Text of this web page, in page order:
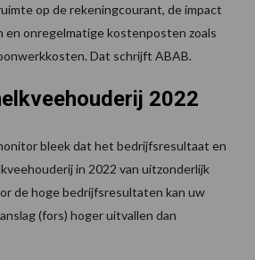
op de rekeningcourant, de impact
en onregelmatige kostenposten zoals
Dat schrijft ABAB.
2022
bleek dat het bedrijfsresultaat en
in 2022 van uitzonderlijk
de hoge bedrijfsresultaten kan uw
(fors) hoger uitvallen dan